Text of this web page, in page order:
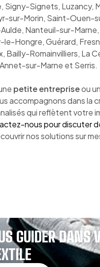
Signy-Signets, Luzancy,
sur-Morin, Saint-Ouen-
Nanteuil-sur-Marne,
le-Hongre, Guérard,
Bailly-Romainvilliers, La
sur-Marne et Serris.
petite entrepriseou
accompagnons dans la
qui reflètent votre
nous pour discuter
nos solutions sur
GUIDER DANS